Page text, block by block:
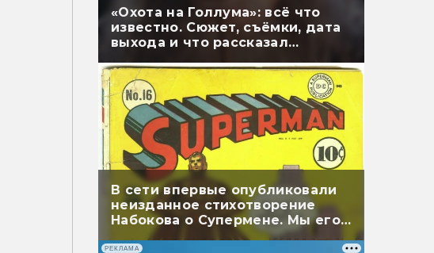
«Охота на Голлума»: всё что
известно. Сюжет, съёмки, дата
выхода и что рассказал
В сети впервые опубликовали
неизданное стихотворение
Набокова о Супермене. Мы его
перевели
РЕКЛАМА